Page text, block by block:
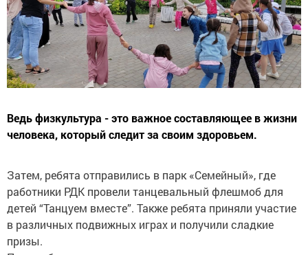
Ведь физкультура - это важное составляющее в жизни
человека, который следит за своим здоровьем.
Затем, ребята отправились в парк «Семейный», где
работники РДК провели танцевальный флешмоб для
детей “Танцуем вместе”. Также ребята приняли участие
в различных подвижных играх и получили сладкие
призы.